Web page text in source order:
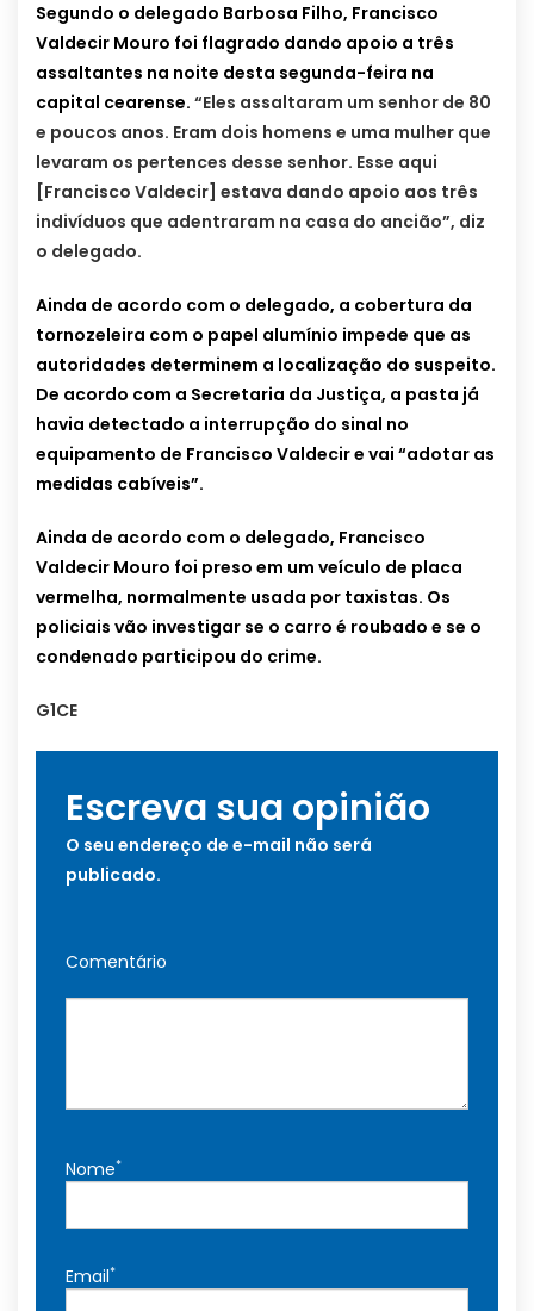
Segundo o delegado Barbosa Filho, Francisco
Valdecir Mouro foi flagrado dando apoio a três
assaltantes na noite desta segunda-feira na
capital cearense. “Eles assaltaram um senhor de 80
e poucos anos. Eram dois homens e uma mulher que
levaram os pertences desse senhor. Esse aqui
[Francisco Valdecir] estava dando apoio aos três
indivíduos que adentraram na casa do ancião”, diz
o delegado.
Ainda de acordo com o delegado, a cobertura da
tornozeleira com o papel alumínio impede que as
autoridades determinem a localização do suspeito.
De acordo com a Secretaria da Justiça, a pasta já
havia detectado a interrupção do sinal no
equipamento de Francisco Valdecir e vai “adotar as
medidas cabíveis”.
Ainda de acordo com o delegado, Francisco
Valdecir Mouro foi preso em um veículo de placa
vermelha, normalmente usada por taxistas. Os
policiais vão investigar se o carro é roubado e se o
condenado participou do crime.
G1CE
Escreva sua opinião
O seu endereço de e-mail não será
publicado.
Comentário
Nome*
Email*